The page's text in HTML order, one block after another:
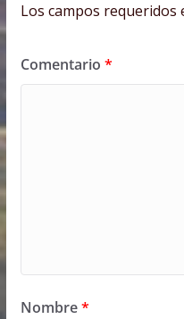
Los campos requeridos
Comentario *
Nombre*